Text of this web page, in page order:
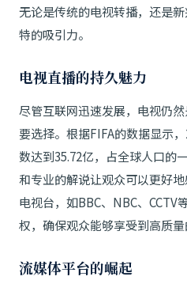
无论是传统的电视转播，还是
特的吸引力。
电视直播的持久魅力
尽管互联网迅速发展，电视仍
要选择。根据FIFA的数据显示
数达到35.72亿，占全球人口的
和专业的解说让观众可以更好
电视台，如BBC、NBC、
权，确保观众能够享受到高质量
流媒体平台的崛起